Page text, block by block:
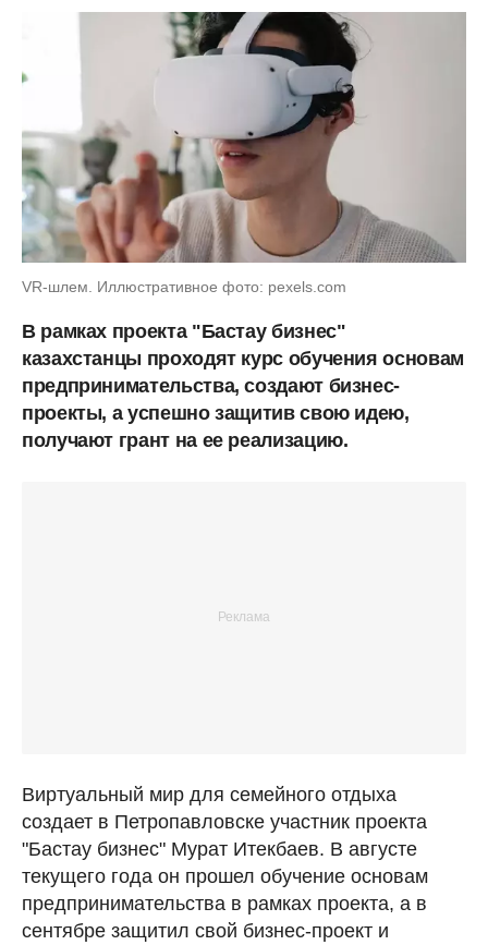
VR-шлем. Иллюстративное фото: pexels.com
В рамках проекта "Бастау бизнес"
казахстанцы проходят курс обучения основам
предпринимательства, создают бизнес-
проекты, а успешно защитив свою идею,
получают грант на ее реализацию.
Виртуальный мир для семейного отдыха
создает в Петропавловске участник проекта
"Бастау бизнес" Мурат Итекбаев. В августе
текущего года он прошел обучение основам
предпринимательства в рамках проекта, а в
сентябре защитил свой бизнес-проект и